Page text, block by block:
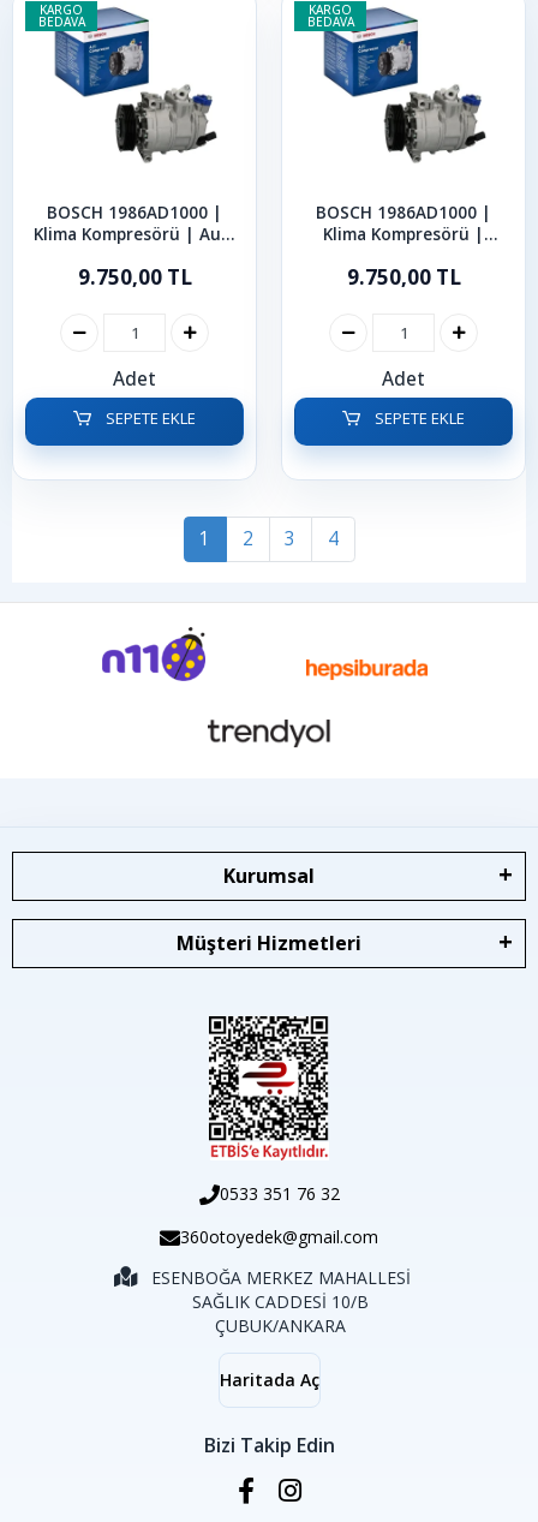
KARGO
BEDAVA
BOSCH 1986AD1000 |
Klima Kompresörü | Audi
9.750,00 TL
Adet
SEPETE EKLE
KARGO
BEDAVA
BOSCH 1986AD1000 |
Klima Kompresörü |
Polo Arteon Scirocco
9.750,00 TL
Adet
SEPETE EKLE
1 2 3 4
Kurumsal
Müşteri Hizmetleri
0533 351 76 32
360otoyedek@gmail.com
ESENBOĞA MERKEZ MAHALLESİ
SAĞLIK CADDESİ 10/B
ÇUBUK/ANKARA
Haritada Aç
Bizi Takip Edin